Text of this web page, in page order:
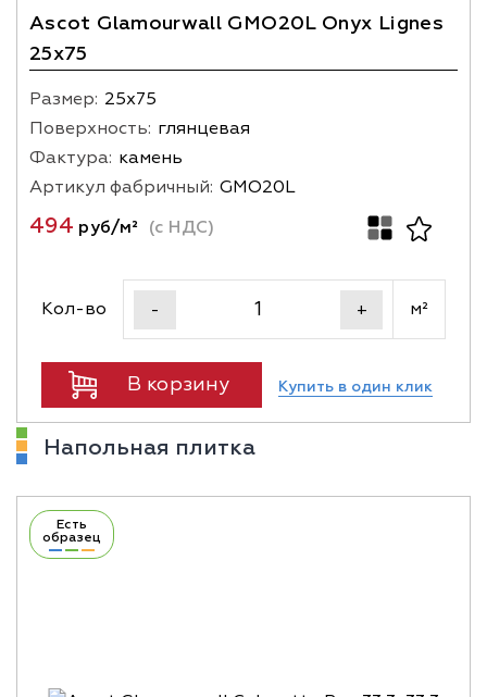
Ascot Glamourwall GMO20L Onyx Lignes
25x75
Размер: 25х75
Поверхность: глянцевая
Фактура: камень
Артикул фабричный: GMO20L
494 руб/м² (с НДС)
Кол-во - + м²
В корзину Купить в один клик
Напольная плитка
Есть
образец